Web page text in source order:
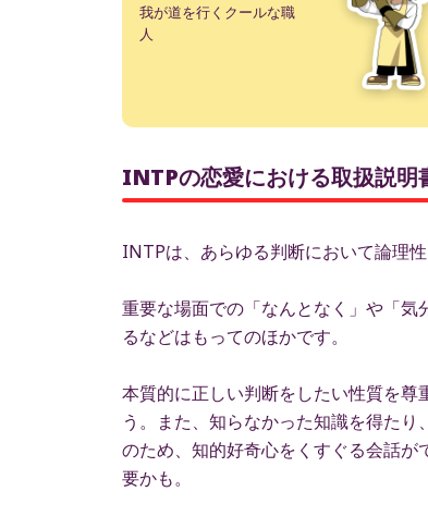
我が道を行くクールな職
人
INTPの恋愛における取扱説明
INTPは、あらゆる判断において論理
重要な場面での「なんとなく」や「
るなどはもってのほかです。
本質的に正しい判断をしたい性質を尊
う。また、知らなかった知識を得た
のため、知的好奇心をくすぐる会話
要かも。